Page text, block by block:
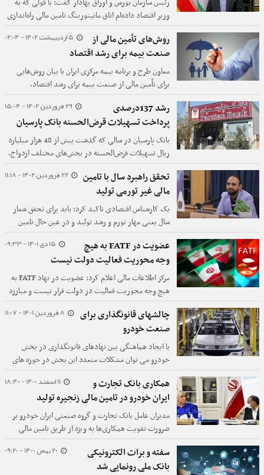
وزیر اقتصاد داده‌ام اتاق مانیتورینگ تامین مالی راه‌اندازی
و از صفر تا صد مجوز‌های تامین مالی در سازمان را شخصا
نظارت خواهم کرد. ­امسال باید به صورت ویژه طرح‌های
مهم کشور از بازار سرمایه تامین مالی شود.
5 اردیبهشت 1402 - 02:04
روش‌های تأمین مالی از
صنعت بیمه برای رشد اقتصاد
معاون طرح و برنامه بیمه مرکزی ایران با بیان روش‌هایی
برای تأمین مالی از صنعت بیمه برای رشد اقتصاد،
راهکارهایی هم برای مهار تورم ارائه کرد.
29 فروردین 1402 - 15:04
رشد 137درصدی
پرداخت تسهیلات قرض‌الحسنه بانک پارسیان
بانک‌ پارسیان در سالی که گذشت بیش از 48 هزار میلیارد
ریال تسهیلات قرض‌الحسنه در بخش‌های مختلف ازدواج،
فرزند آوری، اشتغال، ودیعه مسکن، درمان و ضروری
پرداخت کرده است که نسبت به سال1400 میزان پرداخت
تسهیلات 137درصد رشد داشته است.
22 فروردین 1402 - 11:18
تحقق راهبرد سال با تامین
مالی غیر تورمی تولید
یک کارشناس اقتصادی تاکید کرد: باید برای تحقق شعار
سال یعنی مهار تورم و رشد تولید و در عین حال تامین
مالی تولید غیر تورمی یک بسته سیاستی ویژه تعریف
شود.
15 دی 1401 - 09:33
عضویت در FATF به هیچ
وجه محوریت فعالیت دولت نیست
مرکز اطلاعات مالی اعلام کرد: عضویت در نهاد FATF به
هیچ وجه محوریت فعالیت در دولت قرار نیست و مبارزه
با پولشویی و تأمین مالی تروریسم در داخل ایران است.
8 فروردین 1401 - 11:07
چالش­های قانون­گذاری برای
صنعت خودرو
با ایجاد هماهنگی بین نهادهای قانون­گذاری در بخش
خودرو می توان مشکلات متعدد این بخش در حوزه های
تولید، واردات و مصرف را حل و فصل کرد.
11 اسفند 1400 - 18:40
همکاری بانک تجارت و
ایران خودرو در تامین مالی زنجیره تولید
مدیران عامل بانک تجارت و گروه صنعتی ایران خودرو بر
ضرورت تقویت همکاری‌ها به ویژه از طریق تامین مالی
زنجیره تولید با هدف کاهش هزینه‌های ذینفعان مجموعه
ایران خودرو تاکید کردند.
20 بهمن 1400 - 09:20
سفته و برات الکترونیکی
بانک ملی رونمایی شد